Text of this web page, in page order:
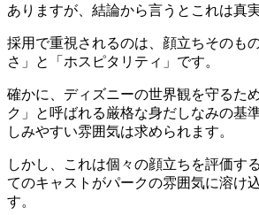
ありますが、結論から言うとこれは真
採用で重視されるのは、顔立ちそのも
さ」と「ホスピタリティ」です。
確かに、ディズニーの世界観を守るた
ク」と呼ばれる厳格な身だしなみの基
しみやすい雰囲気は求められます。
しかし、これは個々の顔立ちを評価す
てのキャストがパークの雰囲気に溶け
す。